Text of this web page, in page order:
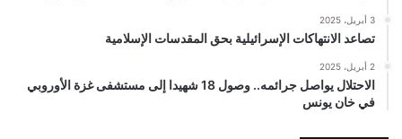
3 أبريل، 2025
تصاعد الانتهاكات الإسرائيلية بحق المقدسات الإسلامية
2 أبريل، 2025
الاحتلال يواصل جرائمه.. وصول 18 شهيدا إلى مستشفى غزة الأوروبي
في خان يونس